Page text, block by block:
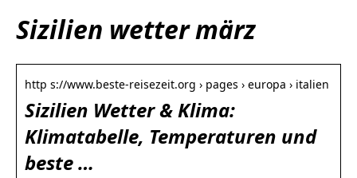
Sizilien wetter märz
http s://www.beste-reisezeit.org › pages › europa › italien
Sizilien Wetter & Klima:
Klimatabelle, Temperaturen und
beste …